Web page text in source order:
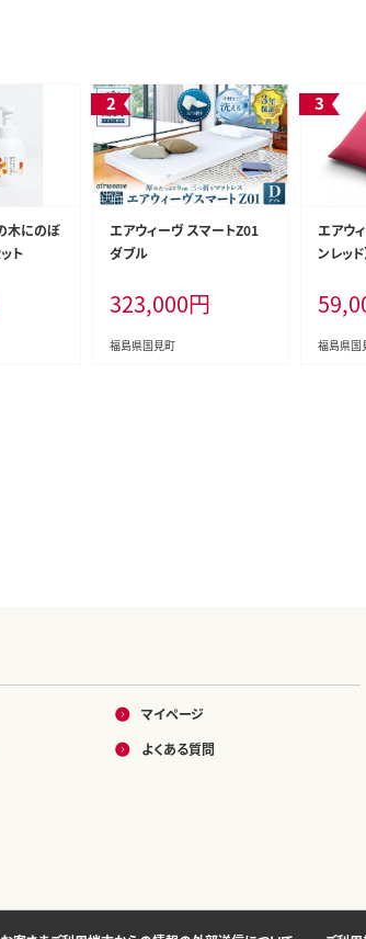
木にのぼ
ト
エアウィーヴ スマートZ01
ダブル
323,000円
福島県国見町
エアウ
ンレッド
福島県国
マイページ
よくある質問